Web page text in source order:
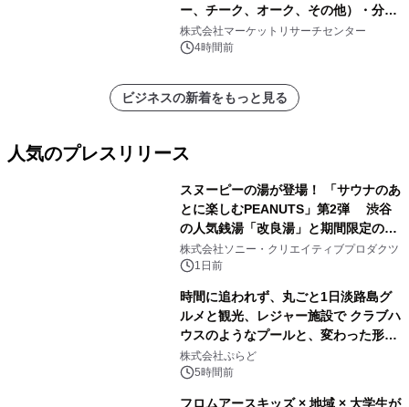
ー、チーク、オーク、その他）・分析
レポートを発表
株式会社マーケットリサーチセンター
4時間前
ビジネスの新着をもっと見る
人気のプレスリリース
スヌーピーの湯が登場！ 「サウナのあ
とに楽しむPEANUTS」第2弾 渋谷
の人気銭湯「改良湯」と期間限定のコ
ラボレーション サウナイキタイコラ
ボグッズも発売決定！
株式会社ソニー・クリエイティブプロダクツ
1日前
時間に追われず、丸ごと1日淡路島グ
ルメと観光、レジャー施設で クラブハ
ウスのようなプールと、変わった形の
サウナも 「THE BOXY AWAJI」のお
得な素泊まり連泊プランで
株式会社ぷらど
5時間前
フロムアースキッズ × 地域 × 大学生が